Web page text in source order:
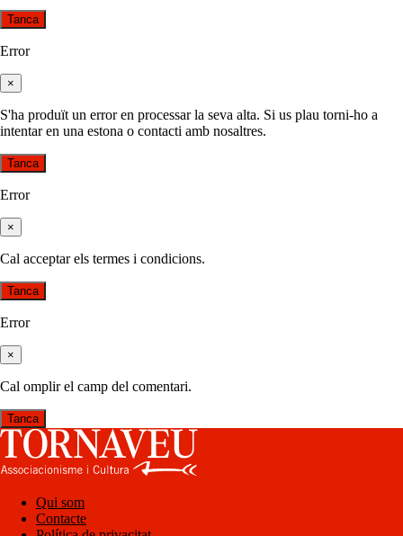
Tanca
Error
×
S'ha produït un error en processar la seva alta. Si us plau torni-ho a
intentar en una estona o contacti amb nosaltres.
Tanca
Error
×
Cal acceptar els termes i condicions.
Tanca
Error
×
Cal omplir el camp del comentari.
Tanca
Qui som
Contacte